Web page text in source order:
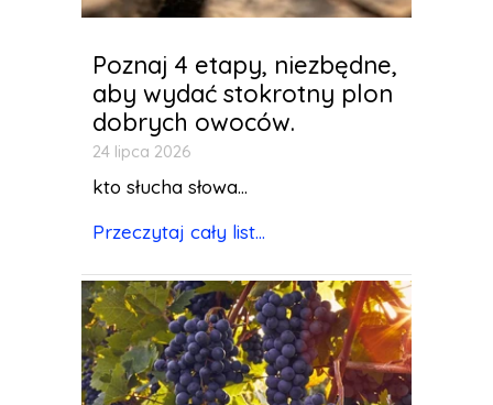
Poznaj 4 etapy, niezbędne,
aby wydać stokrotny plon
dobrych owoców.
24 lipca 2026
kto słucha słowa...
Przeczytaj cały list...